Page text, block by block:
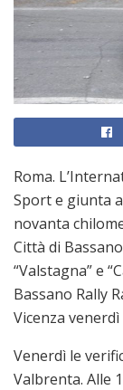
Roma.
Sport e giunta
novanta
Città di
“Valstagna” e
Bassano Rally
Vicenza
Venerdì le
Valbrenta. Alle